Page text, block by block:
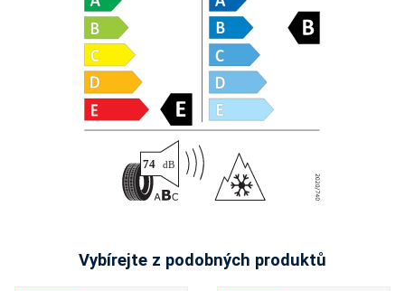
Vybírejte z podobných produktů